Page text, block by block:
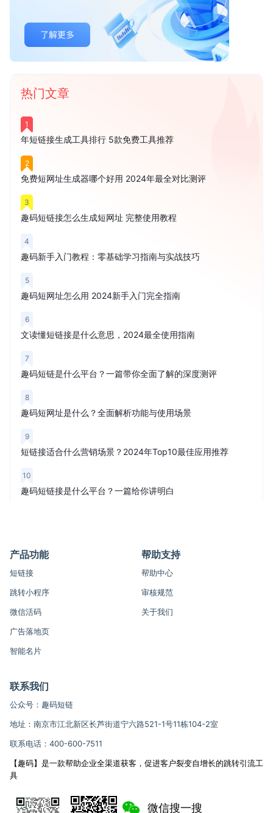
热门文章
1
年短链接生成工具排行 5款免费工具推荐
2
免费短网址生成器哪个好用 2024年最全对比测评
3
趣码短链接怎么生成短网址 完整使用教程
4
趣码新手入门教程：零基础学习指南与实战技巧
5
趣码短网址怎么用 2024新手入门完全指南
6
文读懂短链接是什么意思，2024最全使用指南
7
趣码短链是什么平台？一篇带你全面了解的深度测评
8
趣码短网址是什么？全面解析功能与使用场景
9
短链接适合什么营销场景？2024年Top10最佳应用推荐
10
趣码短链接是什么平台？一篇给你讲明白
产品功能
短链接
跳转小程序
微信活码
广告落地页
智能名片
帮助支持
帮助中心
审核规范
关于我们
联系我们
公众号：趣码短链
地址：南京市江北新区长芦街道宁六路521-1号11栋104-2室
联系电话：400-600-7511
【趣码】是一款帮助企业全渠道获客，促进客户裂变自增长的跳转引流工
具
微信搜一搜